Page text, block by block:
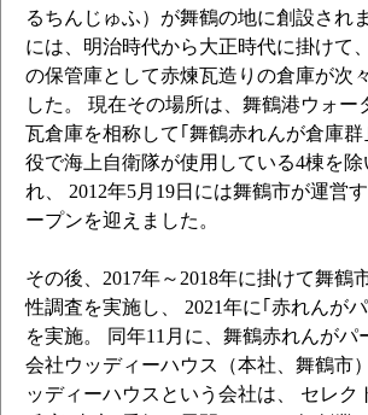
るちんじゅふ）が舞鶴の地に創設され
には、明治時代から大正時代に掛けて
の保管庫として赤煉瓦造りの倉庫が次
した。 現在その場所は、舞鶴港ウォ
瓦倉庫を相称して｢舞鶴赤れんが倉庫
役で海上自衛隊が使用している4棟を
れ、 2012年5月19日には舞鶴市が運営
ープンを迎えました。
その後、2017年～2018年に掛けて舞
性調査を実施し、 2021年に｢赤れんが
を実施。 同年11月に、舞鶴赤れんが
会社ウッディーハウス（本社、舞鶴市
ッディーハウスという会社は、 セレク